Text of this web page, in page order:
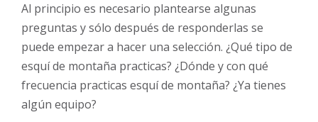
Al principio es necesario plantearse algunas
preguntas y sólo después de responderlas se
puede empezar a hacer una selección. ¿Qué tipo de
esquí de montaña practicas? ¿Dónde y con qué
frecuencia practicas esquí de montaña? ¿Ya tienes
algún equipo?